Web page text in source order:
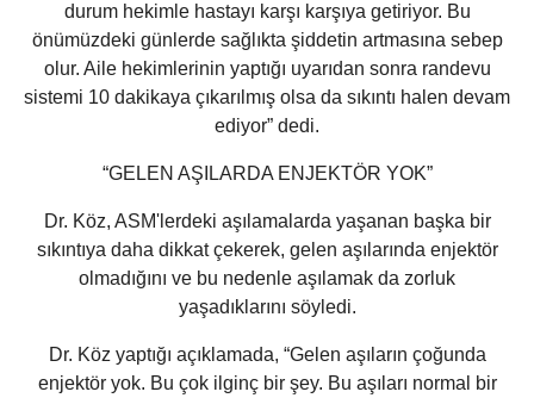
durum hekimle hastayı karşı karşıya getiriyor. Bu
önümüzdeki günlerde sağlıkta şiddetin artmasına sebep
olur. Aile hekimlerinin yaptığı uyarıdan sonra randevu
sistemi 10 dakikaya çıkarılmış olsa da sıkıntı halen devam
ediyor” dedi.
“GELEN AŞILARDA ENJEKTÖR YOK”
Dr. Köz, ASM'lerdeki aşılamalarda yaşanan başka bir
sıkıntıya daha dikkat çekerek, gelen aşılarında enjektör
olmadığını ve bu nedenle aşılamak da zorluk
yaşadıklarını söyledi.
Dr. Köz yaptığı açıklamada, “Gelen aşıların çoğunda
enjektör yok. Bu çok ilginç bir şey. Bu aşıları normal bir